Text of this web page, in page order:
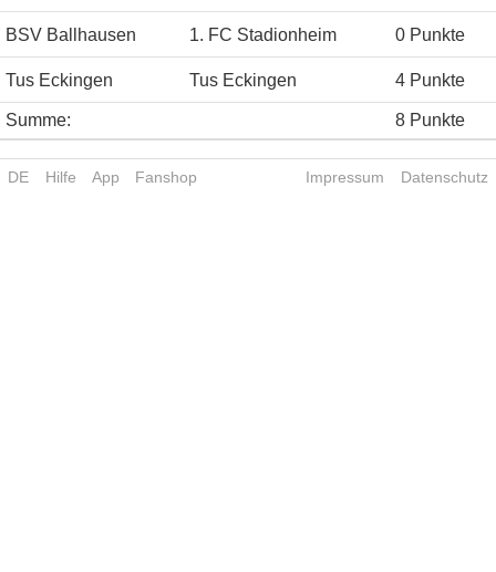
BSV Ballhausen 1. FC Stadionheim 0 Punkte
Tus Eckingen Tus Eckingen 4 Punkte
Summe: 8 Punkte
DE Hilfe App Fanshop Impressum Datenschutz